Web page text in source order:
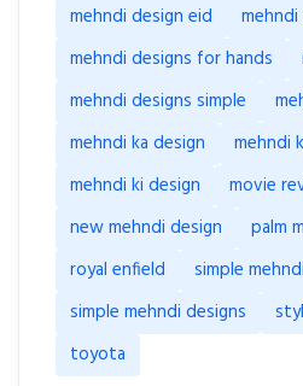
mehndi design eid
mehndi designs for hands
mehndi designs simple
mehndi ka design
mehndi
mehndi ki design
movie
new mehndi design
palm
royal enfield
simple
simple mehndi designs
toyota